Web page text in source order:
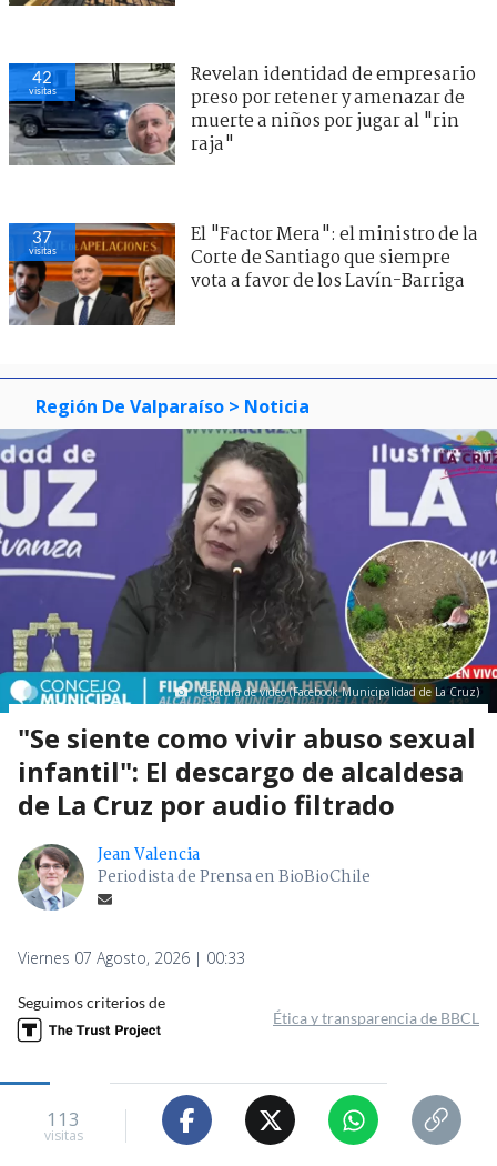
42
visitas
Revelan identidad de empresario
preso por retener y amenazar de
muerte a niños por jugar al "rin
raja"
37
visitas
El "Factor Mera": el ministro de la
Corte de Santiago que siempre
vota a favor de los Lavín-Barriga
Región De Valparaíso > Noticia
Captura de video (Facebook Municipalidad de La Cruz)
"Se siente como vivir abuso sexual
infantil": El descargo de alcaldesa
de La Cruz por audio filtrado
Jean Valencia
Periodista de Prensa en BioBioChile
Viernes 07 Agosto, 2026 | 00:33
Seguimos criterios de
Ética y transparencia de BBCL
113
visitas